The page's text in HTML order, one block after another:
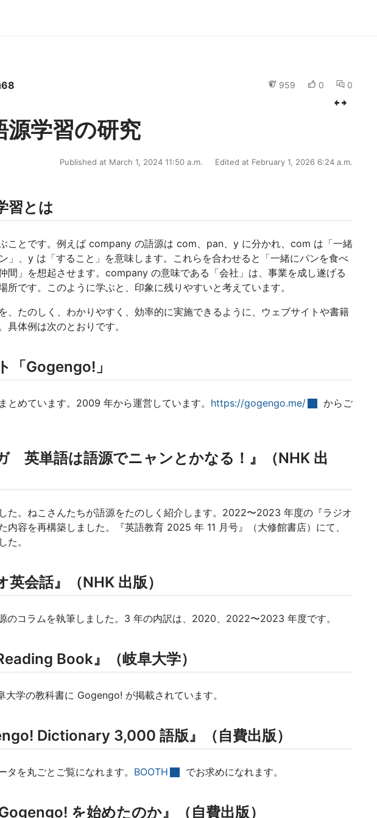
959 0 0
源学習の研究
Published at March 1, 2024 11:50 a.m. Edited at February 1, 2026 6:24 a.m.
習とは
ことです。例えば company の語源は com、pan、y に分かれ、com は「一緒
」、y は「すること」を意味します。これらを合わせると「一緒にパンを食べ
間」を想起させます。company の意味である「会社」は、事業を成し遂げる
所です。このように学ぶと、印象に残りやすいと考えています。
、たのしく、わかりやすく、効率的に実施できるように、ウェブサイトや書籍
具体例は次のとおりです。
「Gogengo!」
とめています。2009 年から運営しています。 https://gogengo.me/
からご
英単語は語源でニャンとかなる！』（NHK 出
た。ねこさんたちが語源をたのしく紹介します。2022〜2023 年度の『ラジオ
内容を再構築しました。『英語教育 2025 年 11 月号』（大修館書店）にて、
た。
英会話』（NHK 出版）
のコラムを執筆しました。3 年の内訳は、2020、2022〜2023 年度です。
Book』（岐阜大学）
学の教科書に Gogengo! が掲載されています。
Dictionary 3,000 語版』（自費出版）
を丸ごとご覧になれます。 BOOTH でお求めになれます。
を始めたのか』（自費出版）